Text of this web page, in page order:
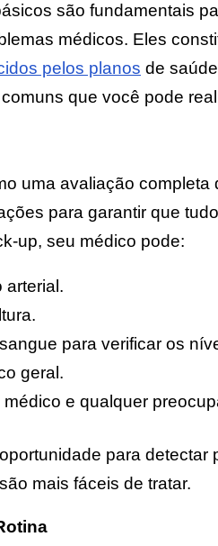
são fundamentais
médicos. Eles
pelos planos de
que você pode
uma avaliação
para garantir que
up, seu médico pode:
arterial.
para verificar os
geral.
e qualquer
para detectar
mais fáceis de tratar.